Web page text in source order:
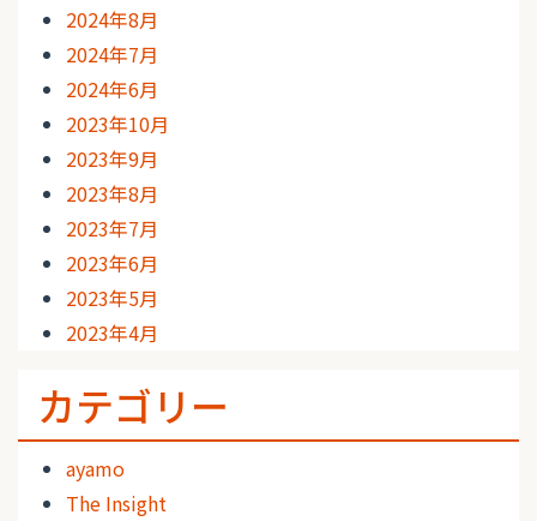
2024年8月
2024年7月
2024年6月
2023年10月
2023年9月
2023年8月
2023年7月
2023年6月
2023年5月
2023年4月
カテゴリー
ayamo
The Insight